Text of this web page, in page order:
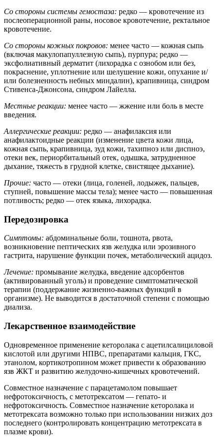
Со стороны системы гемостаза: редко — кровотечение из
послеоперационной раны, носовое кровотечение, ректальное
кровотечение.
Со стороны кожных покровов: менее часто — кожная сыпь
(включая макулопапуллезную сыпь), пурпура; редко —
эксфолиативный дерматит (лихорадка с ознобом или без,
покраснение, уплотнение или шелушение кожи, опухание и/
или болезненность небных миндалин), крапивница, синдром
Стивенса-Джонсона, синдром Лайелла.
Местные реакции: менее часто — жжение или боль в месте
введения.
Аллергические реакции: редко — анафилаксия или
анафилактоидные реакции (изменение цвета кожи лица,
кожная сыпь, крапивница, зуд кожи, тахипноэ или диспноэ,
отеки век, периорбитальный отек, одышка, затрудненное
дыхание, тяжесть в грудной клетке, свистящее дыхание).
Прочие: часто — отеки (лица, голеней, лодыжек, пальцев,
ступней, повышение массы тела); менее часто — повышенная
потливость; редко — отек языка, лихорадка.
Передозировка
Симптомы: абдоминальные боли, тошнота, рвота,
возникновение пептических язв желудка или эрозивного
гастрита, нарушение функции почек, метаболический ацидоз.
Лечение: промывание желудка, введение адсорбентов
(активированный уголь) и проведение симптоматической
терапии (поддержание жизненно-важных функций в
организме). Не выводится в достаточной степени с помощью
диализа.
Лекарственное взаимодействие
Одновременное применение кеторолака с ацетилсалициловой
кислотой или другими НПВС, препаратами кальция, ГКС,
этанолом, кортикотропином может привести к образованию
язв ЖКТ и развитию желудочно-кишечных кровотечений.
Совместное назначение с парацетамолом повышает
нефротоксичность, с метотрексатом — гепато- и
нефротоксичность. Совместное назначение кеторолака и
метотрексата возможно только при использовании низких доз
последнего (контролировать концентрацию метотрексата в
плазме крови).